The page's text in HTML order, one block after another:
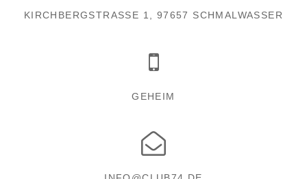
KIRCHBERGSTRASSE 1, 97657 SCHMALWASSER
GEHEIM